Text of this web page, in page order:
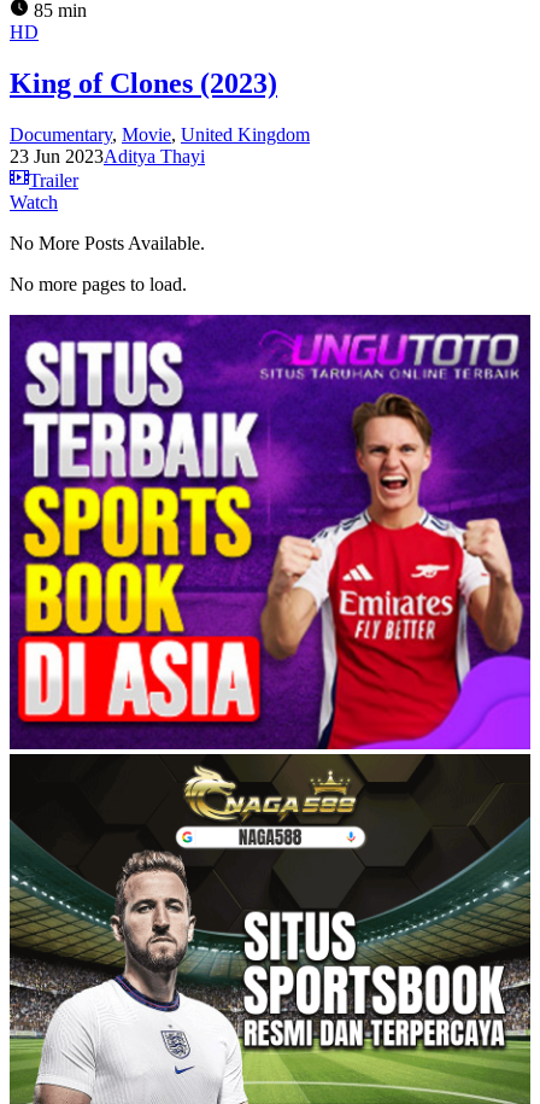
85 min
HD
King of Clones (2023)
Documentary, Movie, United Kingdom
23 Jun 2023Aditya Thayi
Trailer
Watch
No More Posts Available.
No more pages to load.